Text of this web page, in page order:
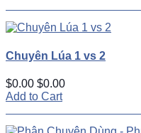
Chuyên Lúa 1 vs 2
$0.00 $0.00
Add to Cart